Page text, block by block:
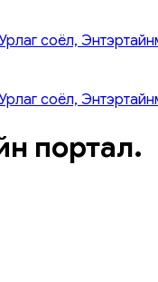
соёл,
соёл,
портал.